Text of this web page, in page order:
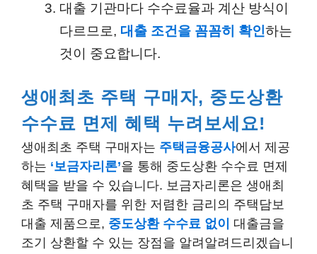
대출 기관마다 수수료율과 계산 방식이
다르므로, 대출 조건을 꼼꼼히 확인하는
것이 중요합니다.
생애최초 주택 구매자, 중도상환
수수료 면제 혜택 누려보세요!
생애최초 주택 구매자는 주택금융공사에서 제공
하는 ‘보금자리론’을 통해 중도상환 수수료 면제
혜택을 받을 수 있습니다. 보금자리론은 생애최
초 주택 구매자를 위한 저렴한 금리의 주택담보
대출 제품으로, 중도상환 수수료 없이
대출금을
조기 상환할 수 있는 장점을 알려알려드리겠습니